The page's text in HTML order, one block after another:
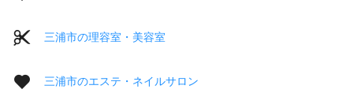
三浦市の理容室・美容室
三浦市のエステ・ネイルサロン